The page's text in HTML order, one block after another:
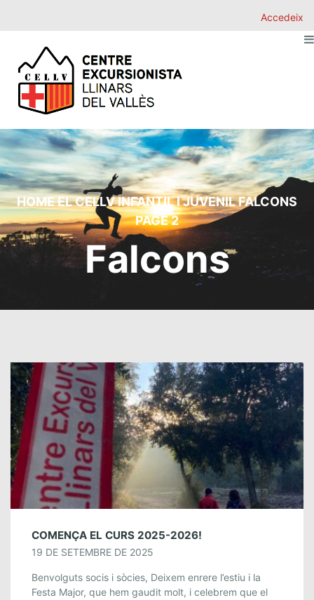
Accedeix
HOMEEL CELLVINFANTIL I JUVENILFALCONS
PAGE 2
Falcons
COMENÇA EL CURS 2025-2026!
19 DE SETEMBRE DE 2025
Benvolguts socis i sòcies, Deixem enrere l’estiu i la
Festa Major, que hem gaudit molt, i celebrem que el